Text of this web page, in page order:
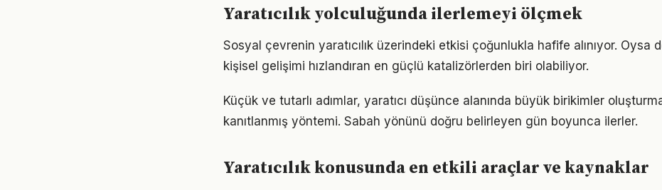
Yaratıcılık yolculuğunda ilerlemeyi ölçmek
Sosyal çevrenin yaratıcılık üzerindeki etkisi çoğunlukla hafife alınıyor. Oysa
kişisel gelişimi hızlandıran en güçlü katalizörlerden biri olabiliyor.
Küçük ve tutarlı adımlar, yaratıcı düşünce alanında büyük birikimler
kanıtlanmış yöntemi. Sabah yönünü doğru belirleyen gün boyunca ilerler.
Yaratıcılık konusunda en etkili araçlar ve kaynaklar